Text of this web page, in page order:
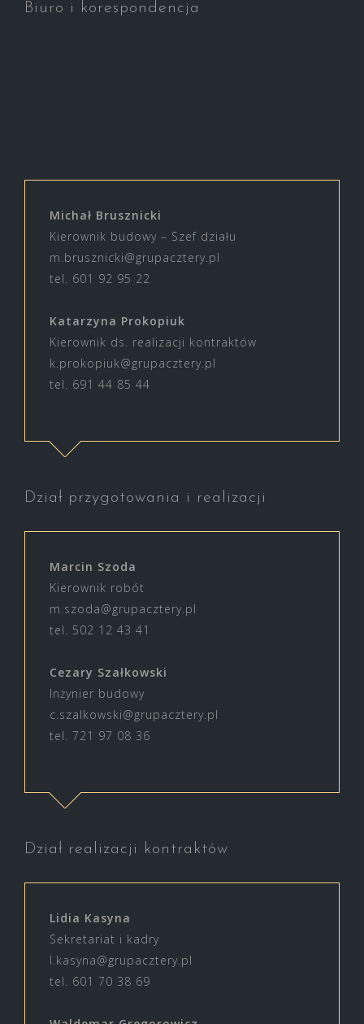
Biuro i korespondencja
Michał Brusznicki
Kierownik budowy – Szef działu
m.brusznicki@grupacztery.pl
tel. 601 92 95 22
Katarzyna Prokopiuk
Kierownik ds. realizacji kontraktów
k.prokopiuk@grupacztery.pl
tel. 691 44 85 44
Dział przygotowania i realizacji
Marcin Szoda
Kierownik robót
m.szoda@grupacztery.pl
tel. 502 12 43 41
Cezary Szałkowski
Inżynier budowy
c.szalkowski@grupacztery.pl
tel. 721 97 08 36
Dział realizacji kontraktów
Lidia Kasyna
Sekretariat i kadry
l.kasyna@grupacztery.pl
tel. 601 70 38 69